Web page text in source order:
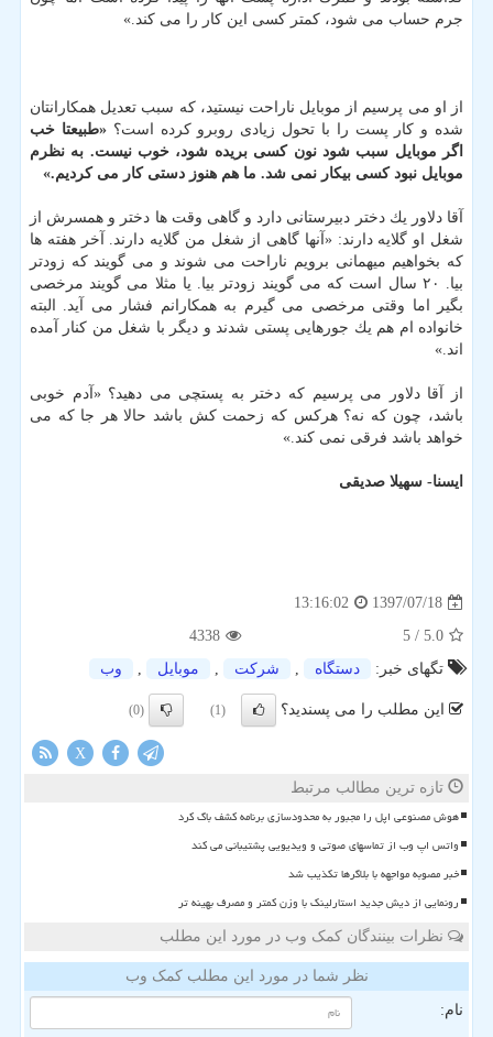
جرم حساب می شود، كمتر كسی این كار را می كند.»
از او می پرسیم از موبایل ناراحت نیستید، كه سبب تعدیل همكارانتان
شده و كار پست را با تحول زیادی روبرو كرده است؟«طبیعتا خب
اگر موبایل سبب شود نون كسی بریده شود، خوب نیست. به نظرم
موبایل نبود كسی بیكار نمی شد. ما هم هنوز دستی كار می كردیم.»
آقا دلاور یك دختر دبیرستانی دارد و گاهی وقت ها دختر و همسرش از
شغل او گلایه دارند: «آنها گاهی از شغل من گلایه دارند. آخر هفته ها
كه بخواهیم میهمانی برویم ناراحت می شوند و می گویند كه زودتر
بیا. ۲۰ سال است كه می گویند زودتر بیا. یا مثلا می گویند مرخصی
بگیر اما وقتی مرخصی می گیرم به همكارانم فشار می آید. البته
خانواده ام هم یك جورهایی پستی شدند و دیگر با شغل من كنار آمده
اند.»
از آقا دلاور می پرسیم كه دختر به پستچی می دهید؟ «آدم خوبی
باشد، چون كه نه؟ هركس كه زحمت كش باشد حالا هر جا كه می
خواهد باشد فرقی نمی كند.»
ایسنا- سهیلا صدیقی
1397/07/18
13:16:02
5.0
/ 5
4338
تگهای خبر:
دستگاه , شركت , موبایل , وب
این مطلب را می پسندید؟ (1)
(0)
X
تازه ترین مطالب مرتبط
هوش مصنوعی اپل را مجبور به محدودسازی برنامه کشف باگ کرد
واتس اپ وب از تماسهای صوتی و ویدیویی پشتیبانی می کند
خبر مصوبه مواجهه با بلاگرها تکذیب شد
رونمایی از دیش جدید استارلینک با وزن کمتر و مصرف بهینه تر
نظرات بینندگان کمک وب در مورد این مطلب
نظر شما در مورد این مطلب کمک وب
نام: